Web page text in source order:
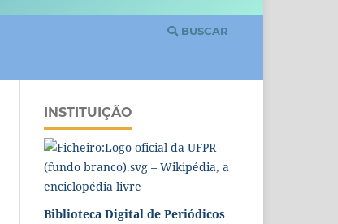
BUSCAR
INSTITUIÇÃO
Biblioteca Digital de Periódicos